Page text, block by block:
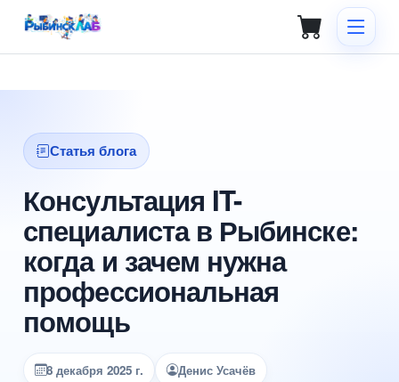
Статья блога
Консультация IT-
специалиста в Рыбинске:
когда и зачем нужна
профессиональная
помощь
8 декабря 2025 г. Денис Усачёв